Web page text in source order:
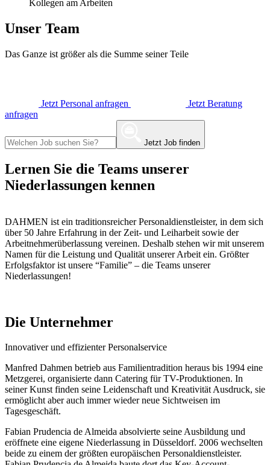
Unser Team
Das Ganze ist größer als die Summe seiner Teile
Jetzt Personal anfragen
Jetzt Beratung
anfragen
Jetzt Job finden
Lernen Sie die Teams unserer
Niederlassungen kennen
DAHMEN ist ein traditionsreicher Personaldienstleister, in dem sich
über 50 Jahre Erfahrung in der Zeit- und Leiharbeit sowie der
Arbeitnehmerüberlassung vereinen. Deshalb stehen wir mit unserem
Namen für die Leistung und Qualität unserer Arbeit ein. Größter
Erfolgsfaktor ist unsere “Familie” – die Teams unserer
Niederlassungen!
Die Unternehmer
Innovativer und effizienter Personalservice
Manfred Dahmen betrieb aus Familientradition heraus bis 1994 eine
Metzgerei, organisierte dann Catering für TV-Produktionen. In
seiner Kunst finden seine Leidenschaft und Kreativität Ausdruck, sie
ermöglicht aber auch immer wieder neue Sichtweisen im
Tagesgeschäft.
Fabian Prudencia de Almeida absolvierte seine Ausbildung und
eröffnete eine eigene Niederlassung in Düsseldorf. 2006 wechselten
beide zu einem der größten europäischen Personaldienstleister.